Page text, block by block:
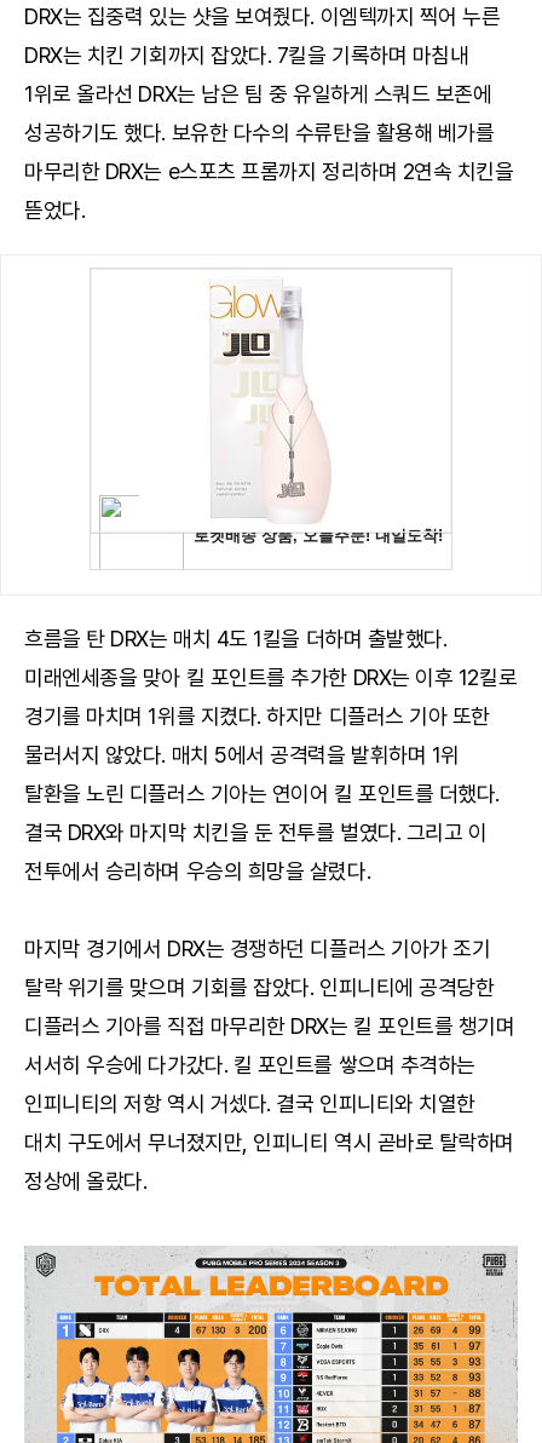
DRX는 집중력 있는 샷을 보여줬다. 이엠텍까지 찍어 누른
DRX는 치킨 기회까지 잡았다. 7킬을 기록하며 마침내
1위로 올라선 DRX는 남은 팀 중 유일하게 스쿼드 보존에
성공하기도 했다. 보유한 다수의 수류탄을 활용해 베가를
마무리한 DRX는 e스포츠 프롬까지 정리하며 2연속 치킨을
뜯었다.
흐름을 탄 DRX는 매치 4도 1킬을 더하며 출발했다.
미래엔세종을 맞아 킬 포인트를 추가한 DRX는 이후 12킬로
경기를 마치며 1위를 지켰다. 하지만 디플러스 기아 또한
물러서지 않았다. 매치 5에서 공격력을 발휘하며 1위
탈환을 노린 디플러스 기아는 연이어 킬 포인트를 더했다.
결국 DRX와 마지막 치킨을 둔 전투를 벌였다. 그리고 이
전투에서 승리하며 우승의 희망을 살렸다.
마지막 경기에서 DRX는 경쟁하던 디플러스 기아가 조기
탈락 위기를 맞으며 기회를 잡았다. 인피니티에 공격당한
디플러스 기아를 직접 마무리한 DRX는 킬 포인트를 챙기며
서서히 우승에 다가갔다. 킬 포인트를 쌓으며 추격하는
인피니티의 저항 역시 거셌다. 결국 인피니티와 치열한
대치 구도에서 무너졌지만, 인피니티 역시 곧바로 탈락하며
정상에 올랐다.